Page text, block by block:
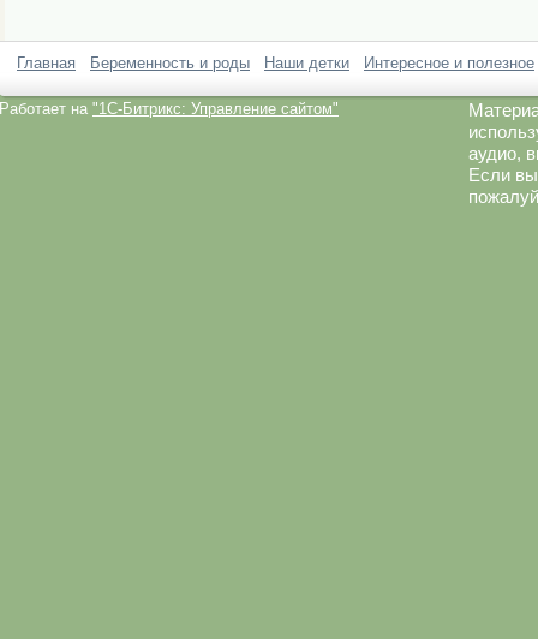
Главная Беременность и роды Наши детки Интересное и полезное
Работает на "1C-Битрикс: Управление сайтом"
аудио,
Если вы